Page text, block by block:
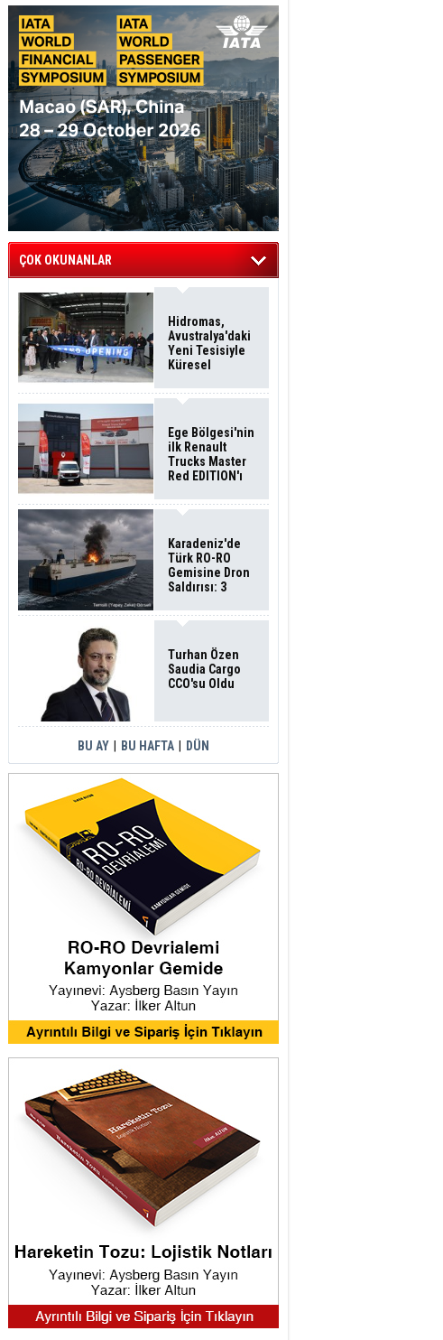
ÇOK OKUNANLAR
Hidromas,
Avustralya'daki
Yeni Tesisiyle
Küresel
Sürdürüyor
Ege Bölgesi'nin
ilk Renault
Trucks Master
Red EDITION'ı
Filosuna Katıldı
Karadeniz'de
Türk RO-RO
Gemisine Dron
Saldırısı: 3
Durumu Ağır
Turhan Özen
Saudia Cargo
CCO'su Oldu
BU AY BU HAFTA DÜN